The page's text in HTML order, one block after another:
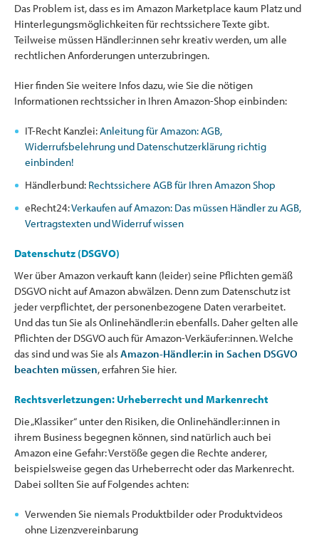
Das Problem ist, dass es im Amazon Marketplace kaum Platz und
Hinterlegungsmöglichkeiten für rechtssichere Texte gibt.
Teilweise müssen Händler:innen sehr kreativ werden, um alle
rechtlichen Anforderungen unterzubringen.
Hier finden Sie weitere Infos dazu, wie Sie die nötigen
Informationen rechtssicher in Ihren Amazon-Shop einbinden:
IT-Recht Kanzlei:Anleitung für Amazon: AGB,
Widerrufsbelehrung und Datenschutzerklärung richtig
einbinden!
Händlerbund: Rechtssichere AGB für Ihren Amazon Shop
eRecht24:Verkaufen auf Amazon: Das müssen Händler zu AGB,
Vertragstexten und Widerruf wissen
Datenschutz (DSGVO)
Wer über Amazon verkauft kann (leider) seine Pflichten gemäß
DSGVO nicht auf Amazon abwälzen. Denn zum Datenschutz ist
jeder verpflichtet, der personenbezogene Daten verarbeitet.
Und das tun Sie als Onlinehändler:in ebenfalls. Daher gelten alle
Pflichten der DSGVO auch für Amazon-Verkäufer:innen. Welche
das sind und was Sie alsAmazon-Händler:in in Sachen DSGVO
beachten müssen, erfahren Sie hier.
Rechtsverletzungen: Urheberrecht und Markenrecht
Die „Klassiker“ unter den Risiken, die Onlinehändler:innen in
ihrem Business begegnen können, sind natürlich auch bei
Amazon eine Gefahr: Verstöße gegen die Rechte anderer,
beispielsweise gegen das Urheberrecht oder das Markenrecht.
Dabei sollten Sie auf Folgendes achten:
Verwenden Sie niemals Produktbilder oder Produktvideos
ohne Lizenzvereinbarung